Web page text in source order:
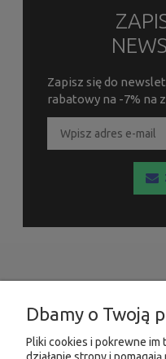
Zapisz się do
rabatowy na -7% na
Dbamy o Twoją
Pliki cookies i pokrewne